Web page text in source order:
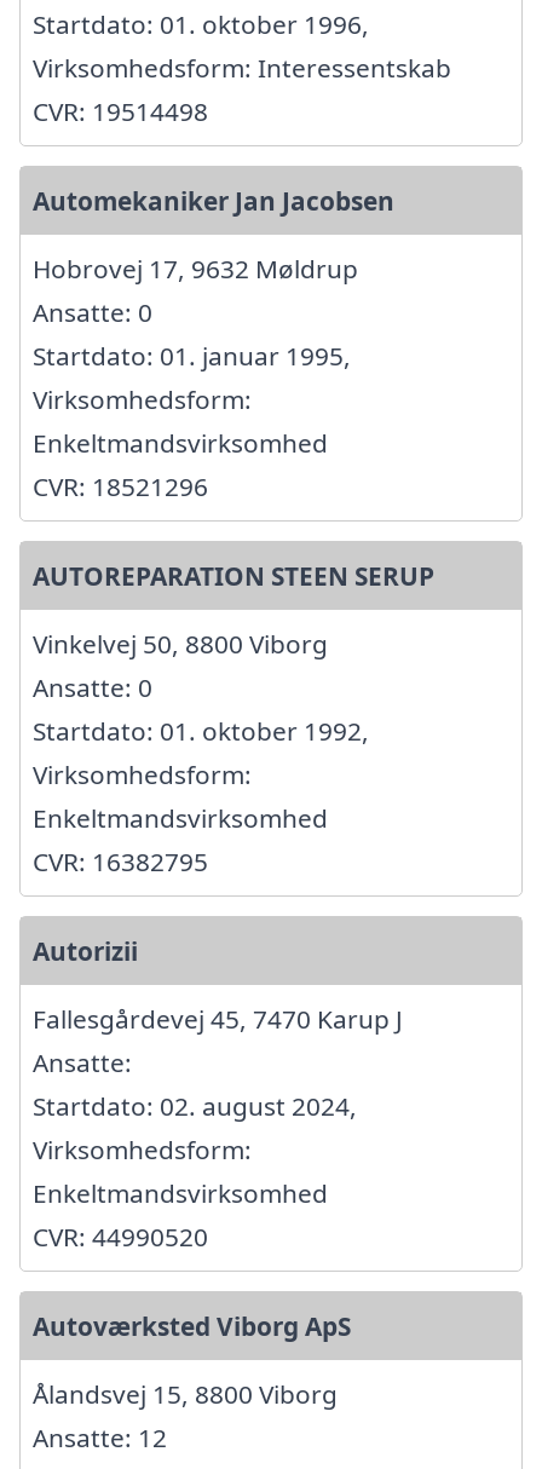
Startdato: 01. oktober 1996,
Virksomhedsform: Interessentskab
CVR: 19514498
Automekaniker Jan Jacobsen
Hobrovej 17, 9632 Møldrup
Ansatte: 0
Startdato: 01. januar 1995,
Virksomhedsform:
Enkeltmandsvirksomhed
CVR: 18521296
AUTOREPARATION STEEN SERUP
Vinkelvej 50, 8800 Viborg
Ansatte: 0
Startdato: 01. oktober 1992,
Virksomhedsform:
Enkeltmandsvirksomhed
CVR: 16382795
Autorizii
Fallesgårdevej 45, 7470 Karup J
Ansatte:
Startdato: 02. august 2024,
Virksomhedsform:
Enkeltmandsvirksomhed
CVR: 44990520
Autoværksted Viborg ApS
Ålandsvej 15, 8800 Viborg
Ansatte: 12